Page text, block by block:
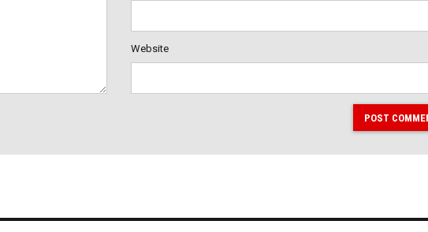
Website
POST